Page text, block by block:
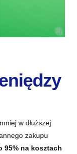
w dłuższej
zakupu
95% na kosztach